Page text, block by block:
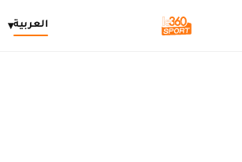
العربية▾